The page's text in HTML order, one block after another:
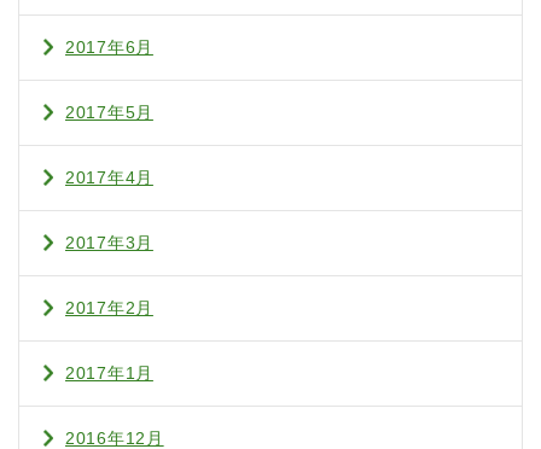
2017年6月
2017年5月
2017年4月
2017年3月
2017年2月
2017年1月
2016年12月